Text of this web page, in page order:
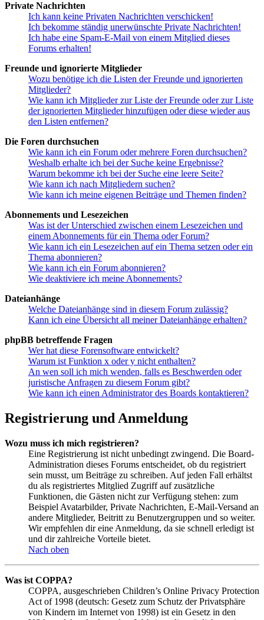
Private Nachrichten
Ich kann keine Privaten Nachrichten verschicken!
Ich bekomme ständig unerwünschte Private Nachrichten!
Ich habe eine Spam-E-Mail von einem Mitglied dieses
Forums erhalten!
Freunde und ignorierte Mitglieder
Wozu benötige ich die Listen der Freunde und ignorierten
Mitglieder?
Wie kann ich Mitglieder zur Liste der Freunde oder zur Liste
der ignorierten Mitglieder hinzufügen oder diese wieder aus
den Listen entfernen?
Die Foren durchsuchen
Wie kann ich ein Forum oder mehrere Foren durchsuchen?
Weshalb erhalte ich bei der Suche keine Ergebnisse?
Warum bekomme ich bei der Suche eine leere Seite?
Wie kann ich nach Mitgliedern suchen?
Wie kann ich meine eigenen Beiträge und Themen finden?
Abonnements und Lesezeichen
Was ist der Unterschied zwischen einem Lesezeichen und
einem Abonnements für ein Thema oder Forum?
Wie kann ich ein Lesezeichen auf ein Thema setzen oder ein
Thema abonnieren?
Wie kann ich ein Forum abonnieren?
Wie deaktiviere ich meine Abonnements?
Dateianhänge
Welche Dateianhänge sind in diesem Forum zulässig?
Kann ich eine Übersicht all meiner Dateianhänge erhalten?
phpBB betreffende Fragen
Wer hat diese Forensoftware entwickelt?
Warum ist Funktion x oder y nicht enthalten?
An wen soll ich mich wenden, falls es Beschwerden oder
juristische Anfragen zu diesem Forum gibt?
Wie kann ich einen Administrator des Boards kontaktieren?
Registrierung und Anmeldung
Wozu muss ich mich registrieren?
Eine Registrierung ist nicht unbedingt zwingend. Die Board-
Administration dieses Forums entscheidet, ob du registriert
sein musst, um Beiträge zu schreiben. Auf jeden Fall erhältst
du als registriertes Mitglied Zugriff auf zusätzliche
Funktionen, die Gästen nicht zur Verfügung stehen: zum
Beispiel Avatarbilder, Private Nachrichten, E-Mail-Versand an
andere Mitglieder, Beitritt zu Benutzergruppen und so weiter.
Wir empfehlen dir eine Anmeldung, da sie schnell erledigt ist
und dir zahlreiche Vorteile bietet.
Nach oben
Was ist COPPA?
COPPA, ausgeschrieben Children’s Online Privacy Protection
Act of 1998 (deutsch: Gesetz zum Schutz der Privatsphäre
von Kindern im Internet von 1998) ist ein Gesetz in den